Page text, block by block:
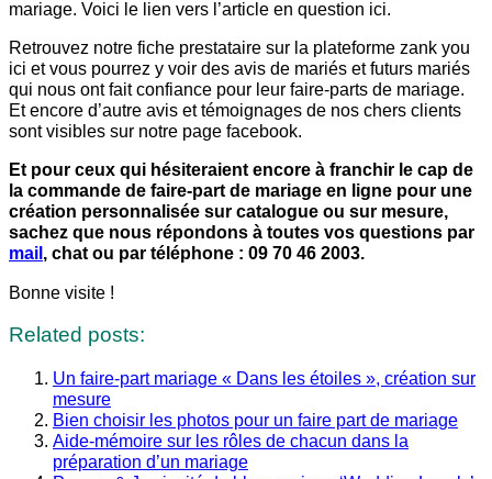
mariage. Voici le lien vers l’article en question ici.
Retrouvez notre fiche prestataire sur la plateforme zank you
ici et vous pourrez y voir des avis de mariés et futurs mariés
qui nous ont fait confiance pour leur faire-parts de mariage.
Et encore d’autre avis et témoignages de nos chers clients
sont visibles sur notre page facebook.
Et pour ceux qui hésiteraient encore à franchir le cap de
la commande de faire-part de mariage en ligne pour une
création personnalisée sur catalogue ou sur mesure,
sachez que nous répondons à toutes vos questions par
mail , chat ou par téléphone : 09 70 46 2003.
Bonne visite !
Related posts:
Un faire-part mariage « Dans les étoiles », création sur
mesure
Bien choisir les photos pour un faire part de mariage
Aide-mémoire sur les rôles de chacun dans la
préparation d’un mariage